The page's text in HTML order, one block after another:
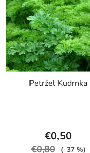
Petržel Kudrnka
€0,50
€0,80 (–37 %)